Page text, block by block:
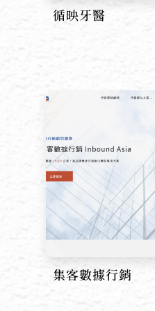
循映牙醫
集客數據行銷